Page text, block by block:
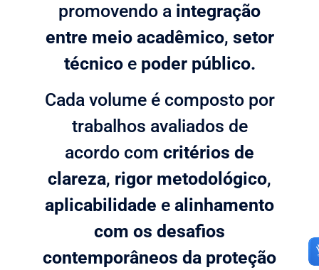
promovendo a integração
entre meio acadêmico, setor
técnicoe poder público.
Cada volume é composto por
trabalhos avaliados de
acordo com critérios de
clareza, rigor metodológico,
aplicabilidade e alinhamento
com os desafios
contemporâneos da proteção